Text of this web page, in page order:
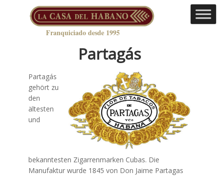
Franquiciado desde 1995
Partagás
Partagás
gehört zu
den
ältesten
und
bekanntesten Zigarrenmarken Cubas. Die
Manufaktur wurde 1845 von Don Jaime Partagas